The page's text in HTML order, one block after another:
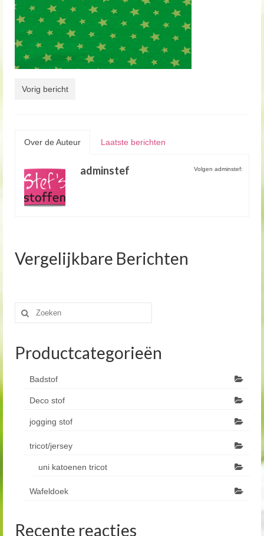
Vorig bericht
Over de Auteur Laatste berichten
Volgen adminstef:
adminstef
Vergelijkbare Berichten
Zoeken
naar:
Productcategorieën
Badstof
Deco stof
jogging stof
tricot/jersey
uni katoenen tricot
Wafeldoek
Recente reacties